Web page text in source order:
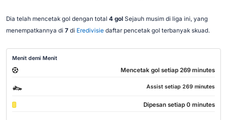
Dia telah mencetak gol dengan total 4 golSejauh musim di liga ini, yang
menempatkannya di 7di Eredivisiedaftar pencetak gol terbanyak skuad.
Menit demi Menit
Mencetak gol setiap 269 minutes
Assist setiap 269 minutes
Dipesan setiap 0 minutes